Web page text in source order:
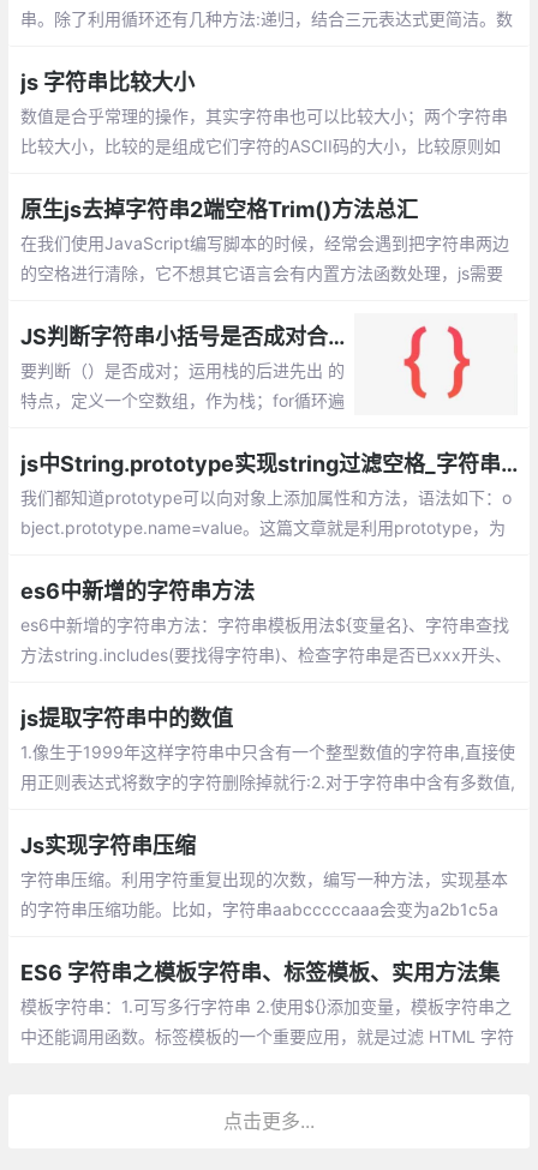
串。除了利用循环还有几种方法:递归，结合三元表达式更简洁。数
js 字符串比较大小
数值是合乎常理的操作，其实字符串也可以比较大小；两个字符串
比较大小，比较的是组成它们字符的ASCII码的大小，比较原则如
原生js去掉字符串2端空格Trim()方法总汇
在我们使用JavaScript编写脚本的时候，经常会遇到把字符串两边
的空格进行清除，它不想其它语言会有内置方法函数处理，js需要
法，我们可以直接使用。
JS判断字符串小括号是否成对合法
要判断（）是否成对；运用栈的后进先出 的
特点，定义一个空数组，作为栈；for循环遍
数组最顶端，push方法，记录发现一个左括
号；
js中String.prototype实现string过滤空格_字符串空格过滤
我们都知道prototype可以向对象上添加属性和方法，语法如下：o
bject.prototype.name=value。这篇文章就是利用prototype，为
es6中新增的字符串方法
es6中新增的字符串方法：字符串模板用法${变量名}、字符串查找
方法string.includes(要找得字符串)、检查字符串是否已xxx开头、
js提取字符串中的数值
1.像生于1999年这样字符串中只含有一个整型数值的字符串,直接使
用正则表达式将数字的字符删除掉就行:2.对于字符串中含有多数值,
含整数和小数):
Js实现字符串压缩
字符串压缩。利用字符重复出现的次数，编写一种方法，实现基本
的字符串压缩功能。比如，字符串aabcccccaaa会变为a2b1c5a
设字符串中只包含大小写英文字母
ES6 字符串之模板字符串、标签模板、实用方法集
模板字符串：1.可写多行字符串 2.使用${}添加变量，模板字符串之
中还能调用函数。标签模板的一个重要应用，就是过滤 HTML 字符
点击更多...